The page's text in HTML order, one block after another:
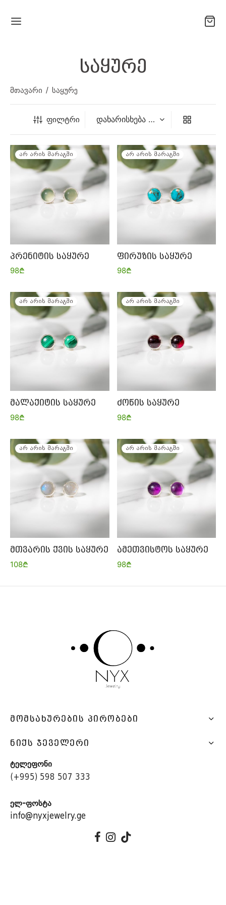
საყურე
მთავარი / საყურე
ფილტრი
არ არის მარაგში
პრენიტის საყურე
98₾
არ არის მარაგში
ფირუზის საყურე
98₾
არ არის მარაგში
მალაქიტის საყურე
98₾
არ არის მარაგში
ძოწის საყურე
98₾
არ არის მარაგში
მთვარის ქვის საყურე
108₾
არ არის მარაგში
ამეთვისტოს საყურე
98₾
ᲛᲝᲛᲡᲐᲮᲣᲠᲔᲑᲘᲡ ᲞᲘᲠᲝᲑᲔᲑᲘ
ᲜᲘᲥᲡ ᲯᲔᲕᲔᲚᲔᲠᲘ
ტელეფონი
(+995) 598 507 333
ელ-ფოსტა
info@nyxjewelry.ge